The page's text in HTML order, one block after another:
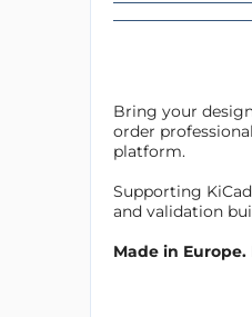
Bring your
order
platform.
Supporting
and validation
Made in Europe.